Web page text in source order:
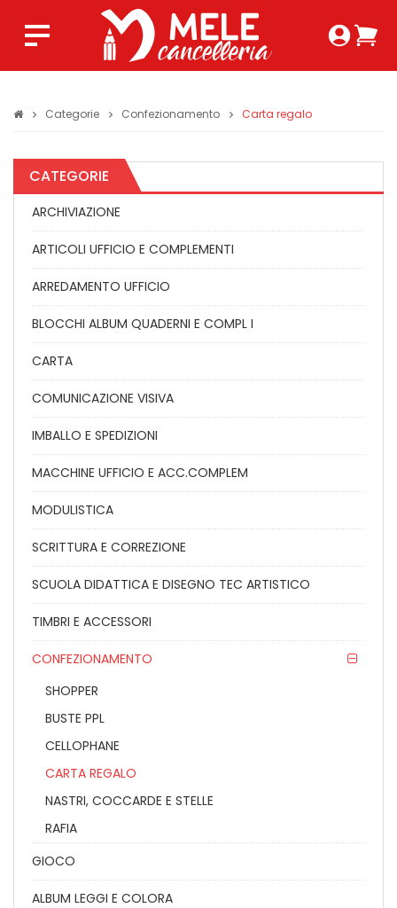
Login
Categorie Confezionamento Carta regalo
CATEGORIE
ARCHIVIAZIONE
ARTICOLI UFFICIO E COMPLEMENTI
ARREDAMENTO UFFICIO
BLOCCHI ALBUM QUADERNI E COMPL I
CARTA
COMUNICAZIONE VISIVA
IMBALLO E SPEDIZIONI
MACCHINE UFFICIO E ACC.COMPLEM
MODULISTICA
SCRITTURA E CORREZIONE
SCUOLA DIDATTICA E DISEGNO TEC ARTISTICO
TIMBRI E ACCESSORI
CONFEZIONAMENTO
SHOPPER
BUSTE PPL
CELLOPHANE
CARTA REGALO
NASTRI, COCCARDE E STELLE
RAFIA
GIOCO
ALBUM LEGGI E COLORA